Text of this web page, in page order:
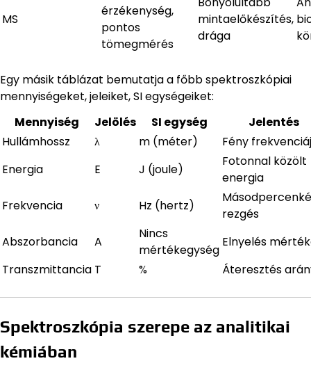
MS
érzékenység,
pontos
tömegmérés
mintaelőkészítés,
drága
Egy másik táblázat bemutatja a főbb spektroszkópiai
mennyiségeket, jeleiket, SI egységeiket:
Mennyiség
Jelölés SI egység
Jelentés
Hullámhossz
λ m (méter)
Fény
Energia
E J (joule)
Fotonnal közölt
energia
Frekvencia
ν Hz (hertz)
rezgés
Abszorbancia
A
Nincs
mértékegység
Elnyelés
Transzmittancia T % Áteresztés
Spektroszkópia szerepe az analitikai
kémiában